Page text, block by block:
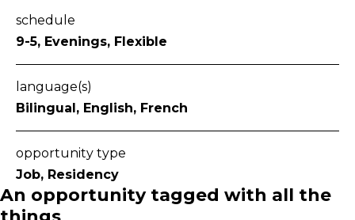
schedule
9-5, Evenings, Flexible
language(s)
Bilingual, English, French
opportunity type
Job, Residency
An opportunity tagged with all the